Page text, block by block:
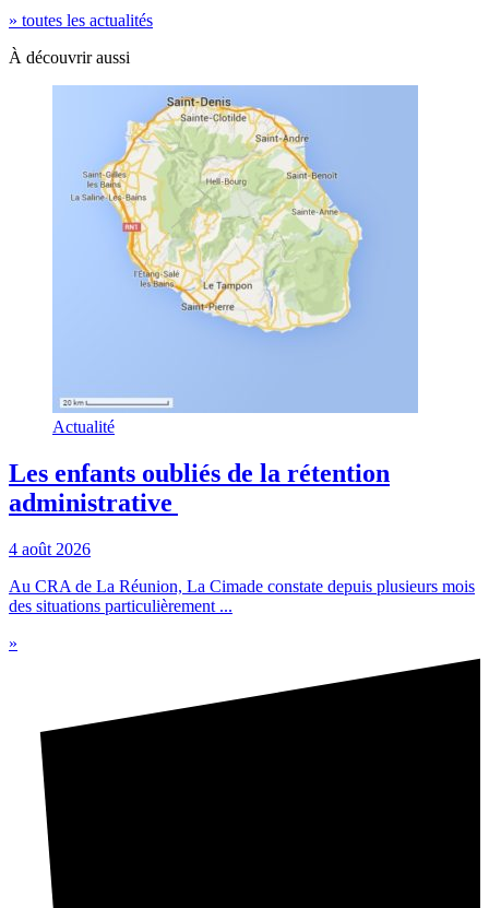
» toutes les actualités
À découvrir aussi
Actualité
Les enfants oubliés de la rétention
administrative
4 août 2026
Au CRA de La Réunion, La Cimade constate depuis plusieurs mois
des situations particulièrement ...
»